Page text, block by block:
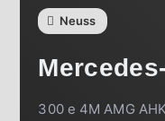
Neuss
300 e 4M AMG